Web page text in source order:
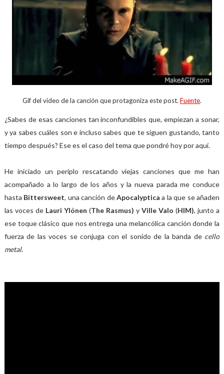
Gif del video de la canción que protagoniza este post. Fuente.
¿Sabes de esas canciones tan inconfundibles que, empiezan a sonar,
y ya sabes cuáles son e incluso sabes que te siguen gustando, tanto
tiempo después? Ese es el caso del tema que pondré hoy por aquí.
He iniciado un periplo rescatando viejas canciones que me han
acompañado a lo largo de los años y la nueva parada me conduce
hasta Bittersweet, una canción deApocalypticaa la que se añaden
las voces de Lauri Ylönen (The Rasmus) yVille Valo(HIM), junto a
ese toque clásico que nos entrega una melancólica canción donde la
fuerza de las voces se conjuga con el sonido de la banda de cello
metal.